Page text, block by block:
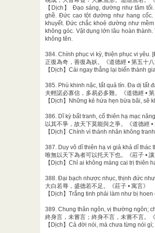
【Dịch】 Đạo sáng, dường như tăm
ghề. Đức cao tột dường như hang
khuyết. Đức chắc khoẻ dường như
không góc. Vật dụng lớn lâu hoàn
không tên.
384. Chính phục vi kỳ, thiện phục vi
正復為奇，善復為妖。《道德經 • 第五十八
【Dịch】Cái ngay thẳng lại biến thành
385. Phù khinh nặc, tất quả tín. Đa dị tất
夫輕諾必寡信，多易必多難。《道德經 • 第
【Dịch】Những kẻ hứa hẹn bừa bãi, sẽ
386. Dĩ kỳ bất tranh, cố thiên hạ mạc
以其不爭，故天下莫能與之爭。《道德經 •
【Dịch】Chính vì thánh nhân không
387. Duy vô dĩ thiên hạ vi giả khả dĩ
唯無以天下為者可以托天下也。《莊子 • 讓
【Dịch】Chỉ ai không màng cai trị thiên
388. Đại bạch nhược nhục, thịnh đức
大白若辱，盛德若不足。《莊子 • 寓言》
【Dịch】Trắng tinh phải làm như bị
389. Chung thân ngôn, vị thường ngôn;
終身言，未嘗言；終身不言，未嘗不言。《
【Dịch】Cả đời nói, mà chưa từng nói